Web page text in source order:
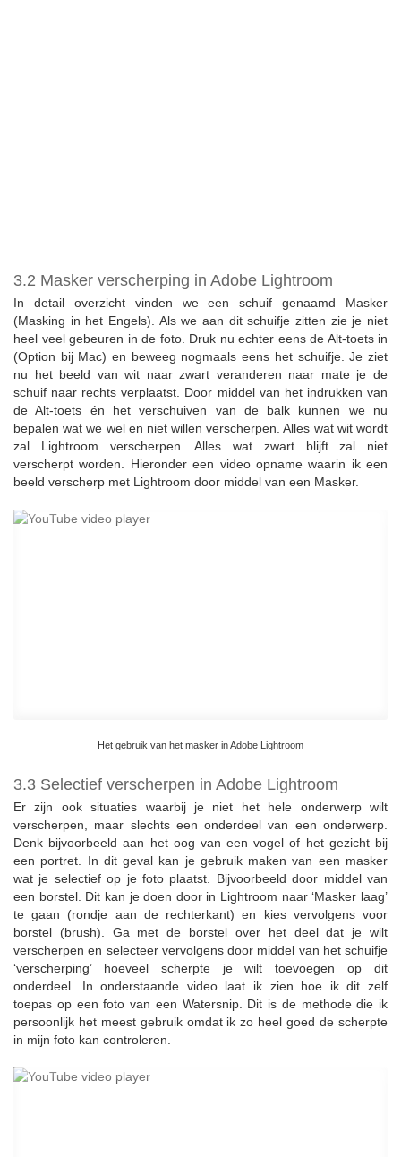
3.2 Masker verscherping in Adobe Lightroom
In detail overzicht vinden we een schuif genaamd Masker
(Masking in het Engels). Als we aan dit schuifje zitten zie je niet
heel veel gebeuren in de foto. Druk nu echter eens de Alt-toets in
(Option bij Mac) en beweeg nogmaals eens het schuifje. Je ziet
nu het beeld van wit naar zwart veranderen naar mate je de
schuif naar rechts verplaatst. Door middel van het indrukken van
de Alt-toets én het verschuiven van de balk kunnen we nu
bepalen wat we wel en niet willen verscherpen. Alles wat wit wordt
zal Lightroom verscherpen. Alles wat zwart blijft zal niet
verscherpt worden. Hieronder een video opname waarin ik een
beeld verscherp met Lightroom door middel van een Masker.
Het gebruik van het masker in Adobe Lightroom
3.3 Selectief verscherpen in Adobe Lightroom
Er zijn ook situaties waarbij je niet het hele onderwerp wilt
verscherpen, maar slechts een onderdeel van een onderwerp.
Denk bijvoorbeeld aan het oog van een vogel of het gezicht bij
een portret. In dit geval kan je gebruik maken van een masker
wat je selectief op je foto plaatst. Bijvoorbeeld door middel van
een borstel. Dit kan je doen door in Lightroom naar ‘Masker laag’
te gaan (rondje aan de rechterkant) en kies vervolgens voor
borstel (brush). Ga met de borstel over het deel dat je wilt
verscherpen en selecteer vervolgens door middel van het schuifje
‘verscherping’ hoeveel scherpte je wilt toevoegen op dit
onderdeel. In onderstaande video laat ik zien hoe ik dit zelf
toepas op een foto van een Watersnip. Dit is de methode die ik
persoonlijk het meest gebruik omdat ik zo heel goed de scherpte
in mijn foto kan controleren.